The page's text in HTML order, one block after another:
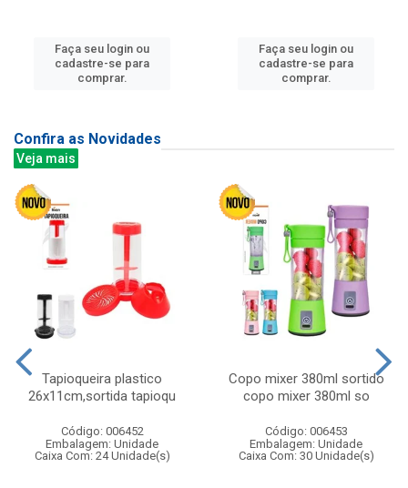
Faça seu login ou
cadastre-se para
comprar.
Faça seu login ou
cadastre-se para
comprar.
Confira as Novidades
Veja mais
Tapioqueira plastico
26x11cm,sortida tapioqu
Código: 006452
Embalagem: Unidade
Caixa Com: 24 Unidade(s)
Copo mixer 380ml sortido
copo mixer 380ml so
Código: 006453
Embalagem: Unidade
Caixa Com: 30 Unidade(s)